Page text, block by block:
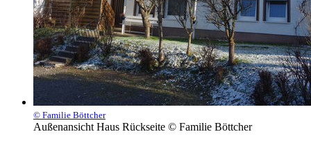
© Familie Böttcher
Außenansicht Haus Rückseite © Familie Böttcher